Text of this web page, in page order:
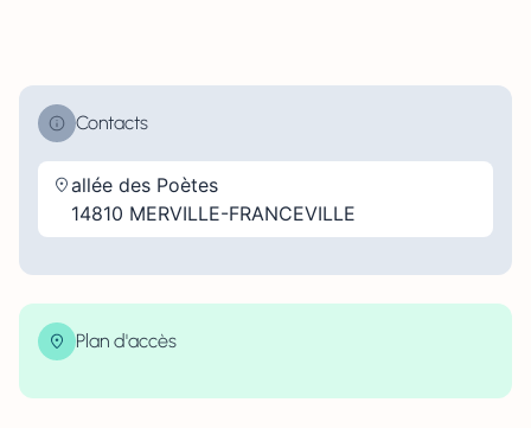
Contacts
allée des Poètes
14810 MERVILLE-FRANCEVILLE
Plan d'accès
×